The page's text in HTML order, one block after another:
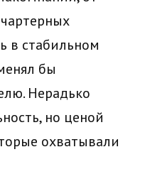
в стабильном
бы
Нерадько
но ценой
охватывали